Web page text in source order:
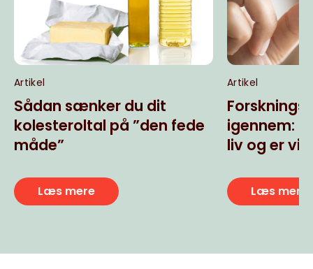
Artikel
Sådan sænker du dit
kolesteroltal på ”den fede
måde”
Læs mere
Artikel
igennem:
liv og er
Læs mere